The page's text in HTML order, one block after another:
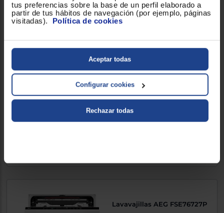
tus preferencias sobre la base de un perfil elaborado a
partir de tus hábitos de navegación (por ejemplo, páginas
visitadas). Política de cookies
Aceptar todas
Configurar cookies
Rechazar todas
Lavavajillas Bosch
SPH4EKX17E
Clase B, 10, Integrable, 448mm,
Lavavajillas AEG FSE76727P